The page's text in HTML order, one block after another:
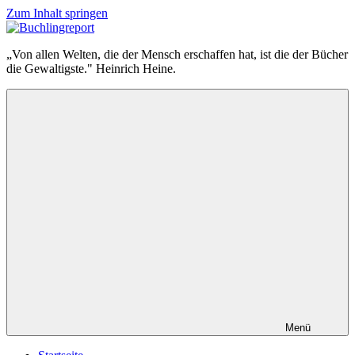
Zum Inhalt springen
Buchlingreport
„Von allen Welten, die der Mensch erschaffen hat, ist die der Bücher
die Gewaltigste." Heinrich Heine.
Menü